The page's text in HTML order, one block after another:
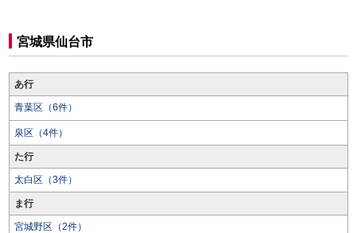
宮城県仙台市
あ行
青葉区（6件）
泉区（4件）
た行
太白区（3件）
ま行
宮城野区（2件）